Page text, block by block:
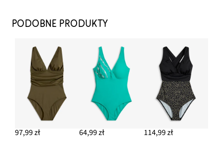
PODOBNE PRODUKTY
97,99 zł 64,99 zł 114,99 zł